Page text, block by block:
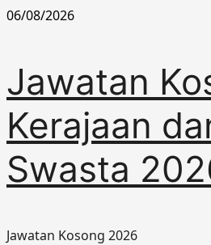
Skip
06/08/2026
Jawatan
Kerajaan
Swasta
Jawatan Kosong 2026